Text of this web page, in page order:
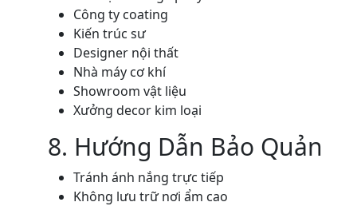
Công ty coating
Kiến trúc sư
Designer nội thất
Nhà máy cơ khí
Showroom vật liệu
Xưởng decor kim loại
8. Hướng Dẫn Bảo Quản
Tránh ánh nắng trực tiếp
Không lưu trữ nơi ẩm cao